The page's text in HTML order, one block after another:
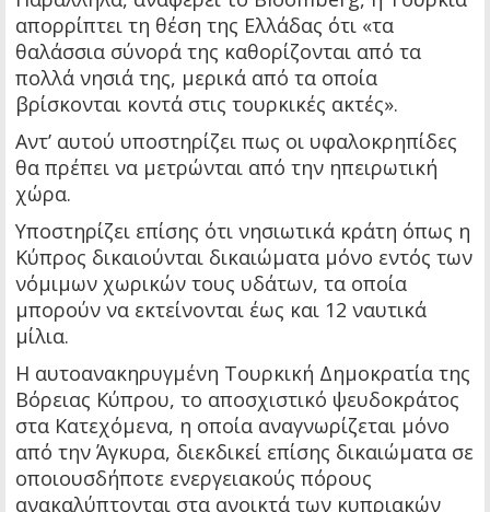
απορρίπτει τη θέση της Ελλάδας ότι «τα
θαλάσσια σύνορά της καθορίζονται από τα
πολλά νησιά της, μερικά από τα οποία
βρίσκονται κοντά στις τουρκικές ακτές».
Αντ’ αυτού υποστηρίζει πως οι υφαλοκρηπίδες
θα πρέπει να μετρώνται από την ηπειρωτική
χώρα.
Υποστηρίζει επίσης ότι νησιωτικά κράτη όπως η
Κύπρος δικαιούνται δικαιώματα μόνο εντός των
νόμιμων χωρικών τους υδάτων, τα οποία
μπορούν να εκτείνονται έως και 12 ναυτικά
μίλια.
Η αυτοανακηρυγμένη Τουρκική Δημοκρατία της
Βόρειας Κύπρου, το αποσχιστικό ψευδοκράτος
στα Κατεχόμενα, η οποία αναγνωρίζεται μόνο
από την Άγκυρα, διεκδικεί επίσης δικαιώματα σε
οποιουσδήποτε ενεργειακούς πόρους
ανακαλύπτονται στα ανοικτά των κυπριακών